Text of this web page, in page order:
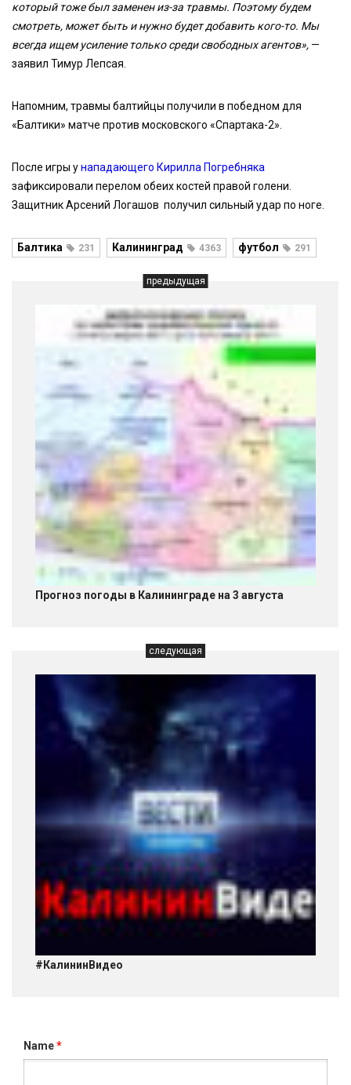
который тоже был заменен из-за травмы. Поэтому будем
смотреть, может быть и нужно будет добавить кого-то. Мы
всегда ищем усиление только среди свободных агентов», —
заявил Тимур Лепсая.
Напомним, травмы балтийцы получили в победном для
«Балтики» матче против московского «Спартака-2».
После игры унападающего Кирилла Погребняка
зафиксировали перелом обеих костей правой голени.
Защитник Арсений Логашов получил сильный удар по ноге.
Балтика 231 Калининград 4363 футбол 291
предыдущая
Прогноз погоды в Калининграде на 3 августа
следующая
#КалининВидео
Name*